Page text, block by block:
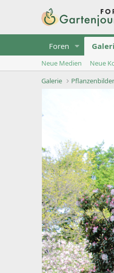
Foren
Neue Medien Neue
Galerie
Pflanzenbilder